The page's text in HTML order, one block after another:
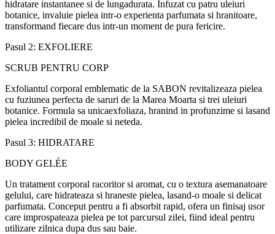
hidratare instantanee si de lungadurata. Infuzat cu patru uleiuri
botanice, invaluie pielea intr-o experienta parfumata si hranitoare,
transformand fiecare dus intr-un moment de pura fericire.
Pasul 2: EXFOLIERE
SCRUB PENTRU CORP
Exfoliantul corporal emblematic de la SABON revitalizeaza pielea
cu fuziunea perfecta de saruri de la Marea Moarta si trei uleiuri
botanice. Formula sa unicaexfoliaza, hranind in profunzime si lasand
pielea incredibil de moale si neteda.
Pasul 3: HIDRATARE
BODY GELÉE
Un tratament corporal racoritorsi aromat, cu o textura asemanatoare
gelului, care hidrateaza si hraneste pielea, lasand-o moale si delicat
parfumata. Conceput pentru a fi absorbit rapid, ofera un finisaj usor
care improspateaza pielea pe tot parcursul zilei, fiind ideal pentru
utilizare zilnica dupa dus sau baie.